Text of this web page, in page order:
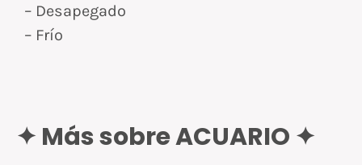
– Desapegado
– Frío
✦ Más sobre ACUARIO ✦